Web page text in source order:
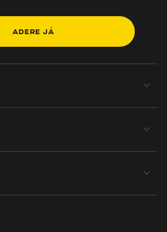
ADERE JÁ